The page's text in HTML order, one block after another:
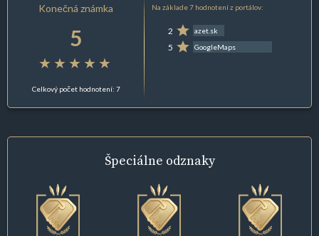
Konečná známka
5
Celkový počet hodnotení: 7
Na základe 7 hodnotení z portálov:
2 azet.sk
5 GoogleMaps
Špeciálne odznaky